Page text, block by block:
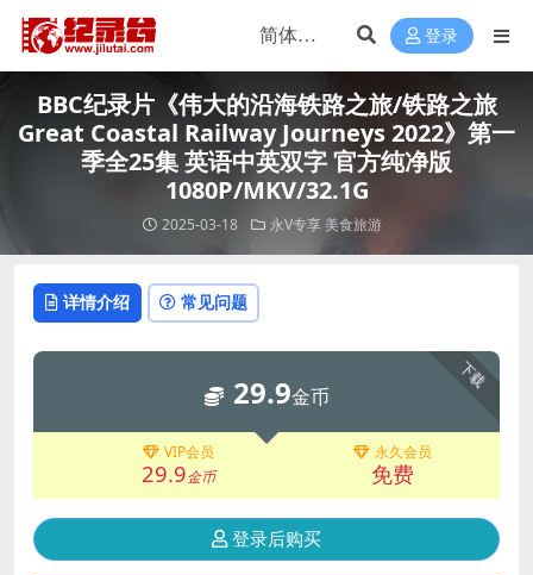
登录
BBC纪录片《伟大的沿海铁路之旅/铁路之旅
Great Coastal Railway Journeys 2022》第一
季全25集 英语中英双字 官方纯净版
1080P/MKV/32.1G
2025-03-18 永V专享 美食旅游
详情介绍 常见问题
下载
29.9金币
VIP会员
29.9金币
永久会员
免费
登录后购买